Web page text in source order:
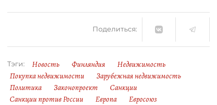
Поделиться:
Тэги: Новость Финляндия
Недвижимость
Покупка недвижимости
Зарубежная недвижимость
Политика
Законопроект
Санкции
Санкции против России
Европа Евросоюз